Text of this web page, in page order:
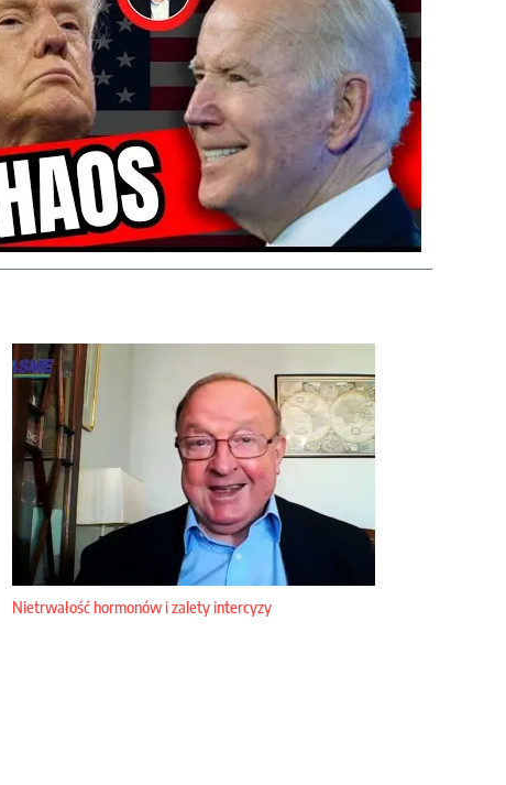
Nietrwałość hormonów i zalety intercyzy